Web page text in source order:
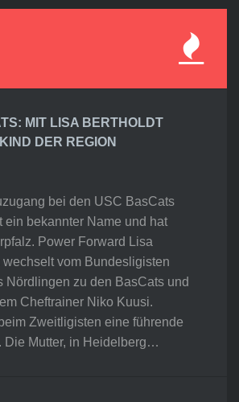
MIT LISA BERTHOLDT
DER REGION
bei den USC BasCats
ein bekannter Name und hat
Power Forward Lisa
wechselt vom Bundesligisten
Nördlingen zu den BasCats und
Cheftrainer Niko Kuusi.
Zweitligisten eine führende
Die Mutter, in Heidelberg…